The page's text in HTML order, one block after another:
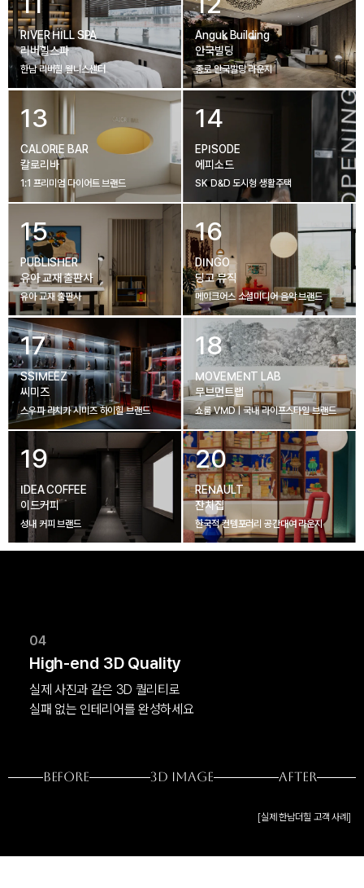
RIVER HILL SPA
리버힐스파
한남 리버힐 웰니스센터
Anguk Building
안국빌딩
종로 안국빌딩 라운지
13
CALORIE BAR
칼로리바
1:1 프리미엄 다이어트 브랜드
14
EPISODE
에피소드
SK D&D 도시형 생활주택
15
PUBLISHER
유아 교재 출판사
유아 교재 출판사
16
DINGO
딩고 뮤직
메이크어스 소셜미디어 음악 브랜드
17
SSIMEEZ
씨미즈
스우파 라치카 시미즈 하이힐 브랜드
18
MOVEMENT LAB
무브먼트랩
쇼룸 VMD | 국내 라이프스타일 브랜드
19
IDEA COFFEE
이드커피
성내 커피 브랜드
20
RENAULT
잔치집
한국적 컨템포러리 공간대여 라운지
04
High-end 3D Quality
실제 사진과 같은 3D 퀄리티로
실패 없는 인테리어를 완성하세요
BEFORE 3D IMAGE AFTER
[실제 한남더힐 고객 사례]